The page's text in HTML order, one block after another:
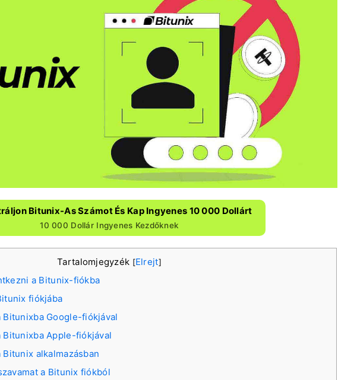
Bitunix-As Számot És Kap Ingyenes 10 000 Dollárt
10 000 Dollár Ingyenes Kezdőknek
Tartalomjegyzék [Elrejt]
a Bitunix-fiókba
fiókjába
Google-fiókjával
Apple-fiókjával
alkalmazásban
a Bitunix fiókból